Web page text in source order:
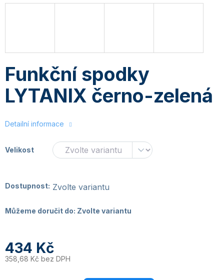
Funkční spodky
LYTANIX černo-zelená
Detailní informace
Velikost
Dostupnost: Zvolte variantu
Můžeme doručit do: Zvolte variantu
434 Kč
358,68 Kč bez DPH